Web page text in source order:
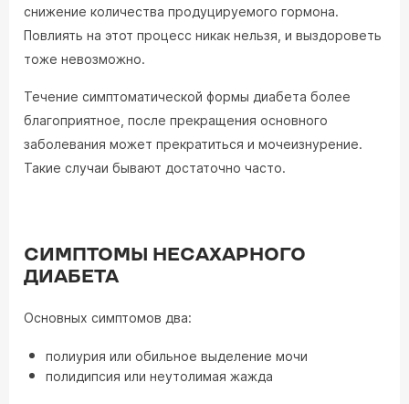
снижение количества продуцируемого гормона.
Повлиять на этот процесс никак нельзя, и выздороветь
тоже невозможно.
Течение симптоматической формы диабета более
благоприятное, после прекращения основного
заболевания может прекратиться и мочеизнурение.
Такие случаи бывают достаточно часто.
СИМПТОМЫ НЕСАХАРНОГО
ДИАБЕТА
Основных симптомов два:
полиурия или обильное выделение мочи
полидипсия или неутолимая жажда